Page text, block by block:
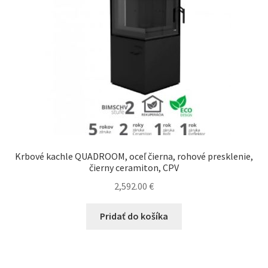
Krbové kachle QUADROOM, oceľ čierna, rohové presklenie,
čierny ceramiton, CPV
2,592.00 €
Pridať do košíka